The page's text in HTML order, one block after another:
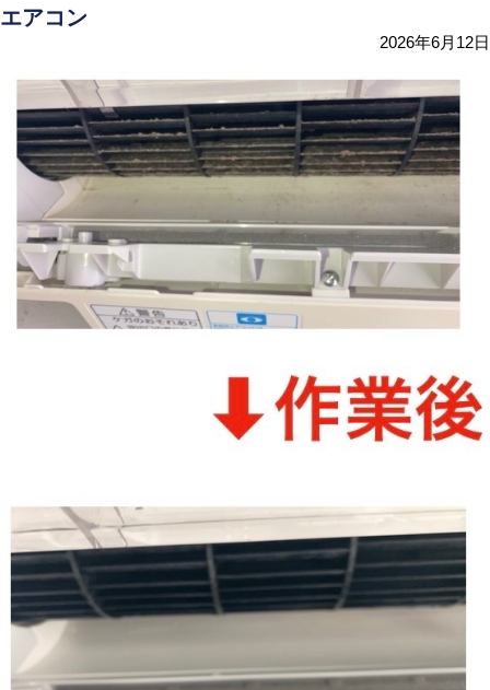
エアコン
2026年6月12日